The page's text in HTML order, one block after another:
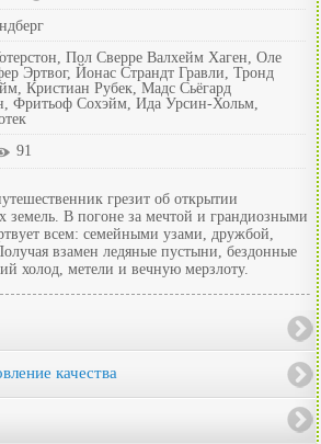
Пол Сверре Валхейм Хаген, Оле
Эртвог, Йонас Страндт Гравли, Тронд
Кристиан Рубек, Мадс Сьёгард
Фритьоф Сохэйм, Ида Урсин-Хольм,
91
грезит об открытии
земель. В погоне за мечтой и грандиозными
всем: семейными узами, дружбой,
взамен ледяные пустыни, бездонные
холод, метели и вечную мерзлоту.
качества